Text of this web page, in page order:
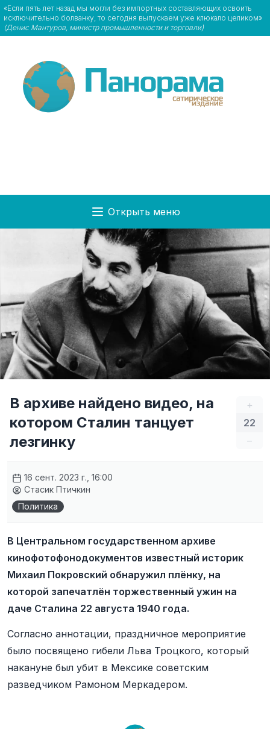
«Если пять лет назад мы могли без импортных составляющих освоить
исключительно болванку, то сегодня выпускаем уже клюкало целиком»
(Денис Мантуров, министр промышленности и торговли)
Открыть меню
+
22
–
В архиве найдено видео, на
котором Сталин танцует
лезгинку
16 сент. 2023 г., 16:00
Стасик Птичкин
Политика
В Центральном государственном архиве
кинофотофонодокументов известный историк
Михаил Покровский обнаружил плёнку, на
которой запечатлён торжественный ужин на
даче Сталина 22 августа 1940 года.
Согласно аннотации, праздничное мероприятие
было посвящено гибели Льва Троцкого, который
накануне был убит в Мексике советским
разведчиком Рамоном Меркадером.